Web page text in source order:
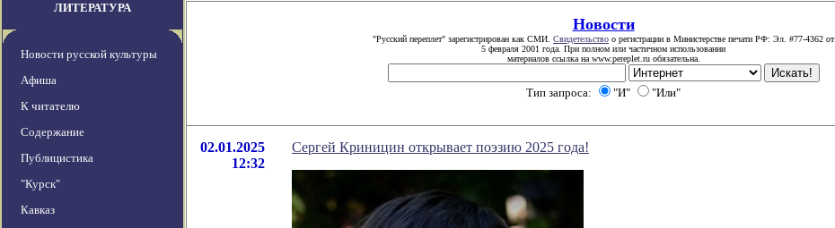
ЛИТЕРАТУРА
Новости русской культуры
Афиша
К читателю
Содержание
Публицистика
"Курск"
Кавказ
Новости
"Русский переплет" зарегистрирован как СМИ. Свидетельство о регистрации в Министерстве печати РФ: Эл. #77-4362 от
5 февраля 2001 года. При полном или частичном использовании
материалов ссылка на www.pereplet.ru обязательна.
Тип запроса: "И" "Или"
02.01.2025
12:32
Сергей Криницин открывает поэзию 2025 года!